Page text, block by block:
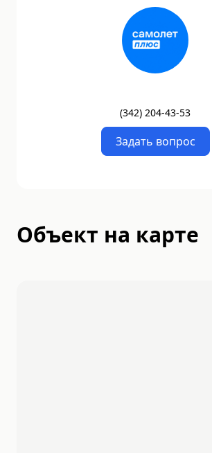
(342) 204-43-53
Задать вопрос
Объект на карте